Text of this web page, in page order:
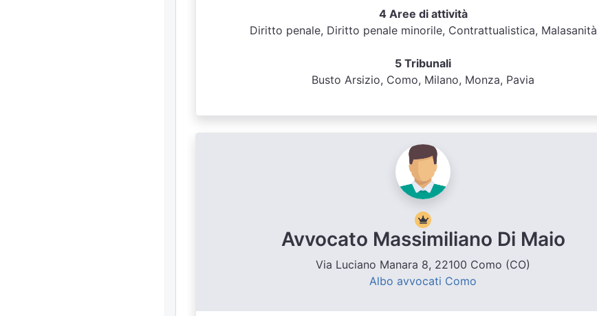
4 Aree di attività
Diritto penale, Diritto penale minorile, Contrattualistica, Malasanità
5 Tribunali
Busto Arsizio, Como, Milano, Monza, Pavia
Avvocato Massimiliano Di Maio
Via Luciano Manara 8, 22100 Como (CO)
Albo avvocati Como